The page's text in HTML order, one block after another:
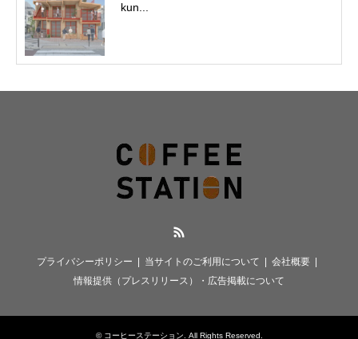
kun...
プライバシーポリシー 当サイトのご利用について
会社概要
情報提供（プレスリリース）・広告掲載について
© コーヒーステーション . All Rights Reserved.